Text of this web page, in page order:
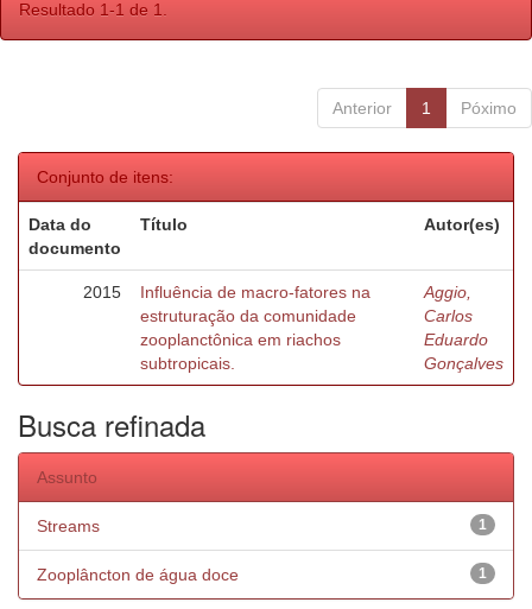
Resultado 1-1 de 1.
Anterior 1 Póximo
Conjunto de itens:
Data do
documento
Título Autor(es)
2015
Influência de macro-fatores na
estruturação da comunidade
zooplanctônica em riachos
subtropicais.
Aggio,
Carlos
Eduardo
Gonçalves
Busca refinada
Assunto
1
Streams
1
Zooplâncton de água doce